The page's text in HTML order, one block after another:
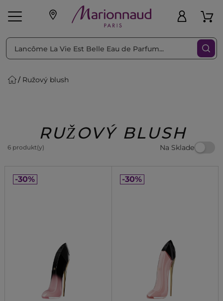
pleť Líčenie
Beauty Zl'avy
Ružový blush
RUŽOVÝ BLUSH
6 produkt(y) Na Sklade
Triediť podľa Filtrovať
-30% -30%